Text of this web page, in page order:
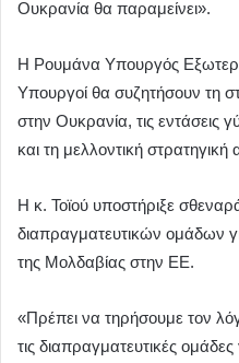
Ουκρανία θα παραμείνει».
Η Ρουμάνα Υπουργός
Υπουργοί θα συζητήσουν τη
στην Ουκρανία, τις
και τη μελλοντική
Η κ. Τοϊού υποστήριξε
διαπραγματευτικών ομάδων
της Μολδαβίας στην ΕΕ.
«Πρέπει να τηρήσουμε τον
τις διαπραγματευτικές